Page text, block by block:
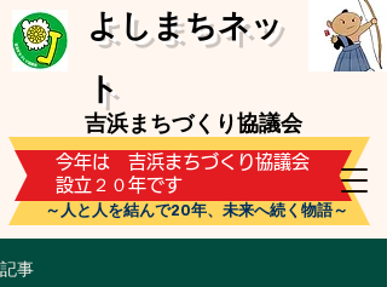
吉浜まちづくり協議会
​よしまちネッ
ト
​今年は 吉浜まちづくり協議会
設立２０年です
～人と人を結んで20年、未来へ続く物語～
記事